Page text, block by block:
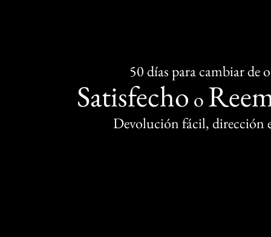
50 días para cambiar de
Satisfecho o
Devolución fácil, dirección